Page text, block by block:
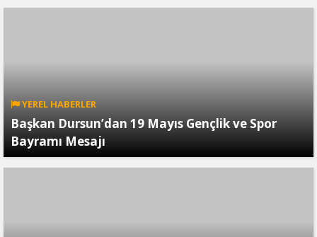
YEREL HABERLER
Başkan Dursun’dan 19 Mayıs Gençlik ve Spor
Bayramı Mesajı